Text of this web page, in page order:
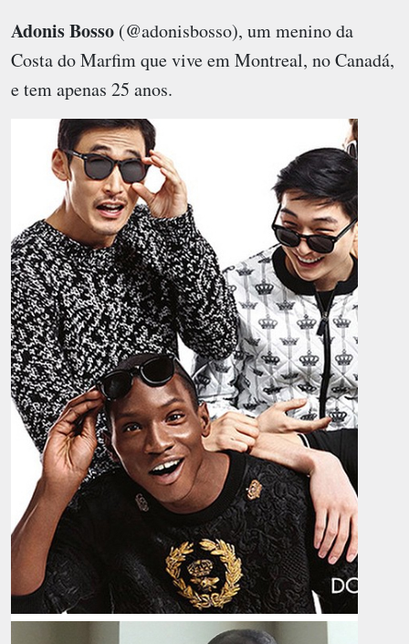
Adonis Bosso (@adonisbosso), um menino da
Costa do Marfim que vive em Montreal, no Canadá,
e tem apenas 25 anos.